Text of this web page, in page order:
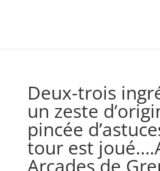
Deux-trois
un zeste
pincée
tour est
Arcades de